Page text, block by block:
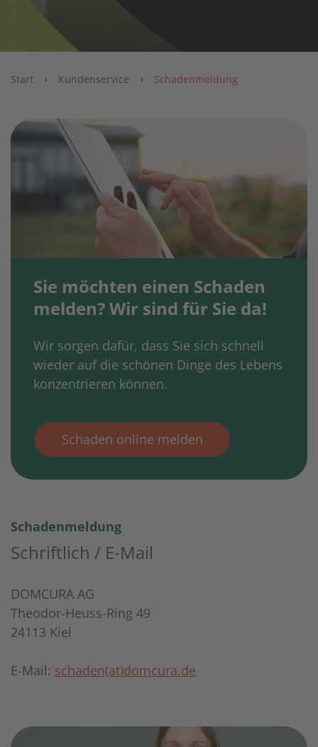
Start › Kundenservice › Schadenmeldung
Sie möchten einen Schaden
melden? Wir sind für Sie da!
Wir sorgen dafür, dass Sie sich schnell
wieder auf die schönen Dinge des Lebens
konzentrieren können.
Schaden online melden
Schadenmeldung
Schriftlich / E-Mail
DOMCURA AG
Theodor-Heuss-Ring 49
24113 Kiel
E-Mail: schaden(at)domcura.de